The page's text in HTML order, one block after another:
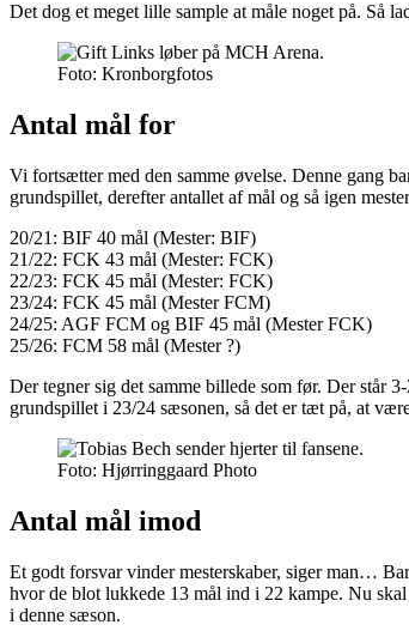
Det dog et meget lille sample at måle noget på. Så
Foto: Kronborgfotos
Antal mål for
Vi fortsætter med den samme øvelse. Denne gang
grundspillet, derefter antallet af mål og så igen
20/21: BIF 40 mål (Mester: BIF)
21/22: FCK 43 mål (Mester: FCK)
22/23: FCK 45 mål (Mester: FCK)
23/24: FCK 45 mål (Mester FCM)
24/25: AGF FCM og BIF 45 mål (Mester FCK)
25/26: FCM 58 mål (Mester ?)
Der tegner sig det samme billede som før. Der står
grundspillet i 23/24 sæsonen, så det er tæt på, at
Foto: Hjørringgaard Photo
Antal mål imod
Et godt forsvar vinder mesterskaber, siger man…
hvor de blot lukkede 13 mål ind i 22 kampe. Nu
i denne sæson.